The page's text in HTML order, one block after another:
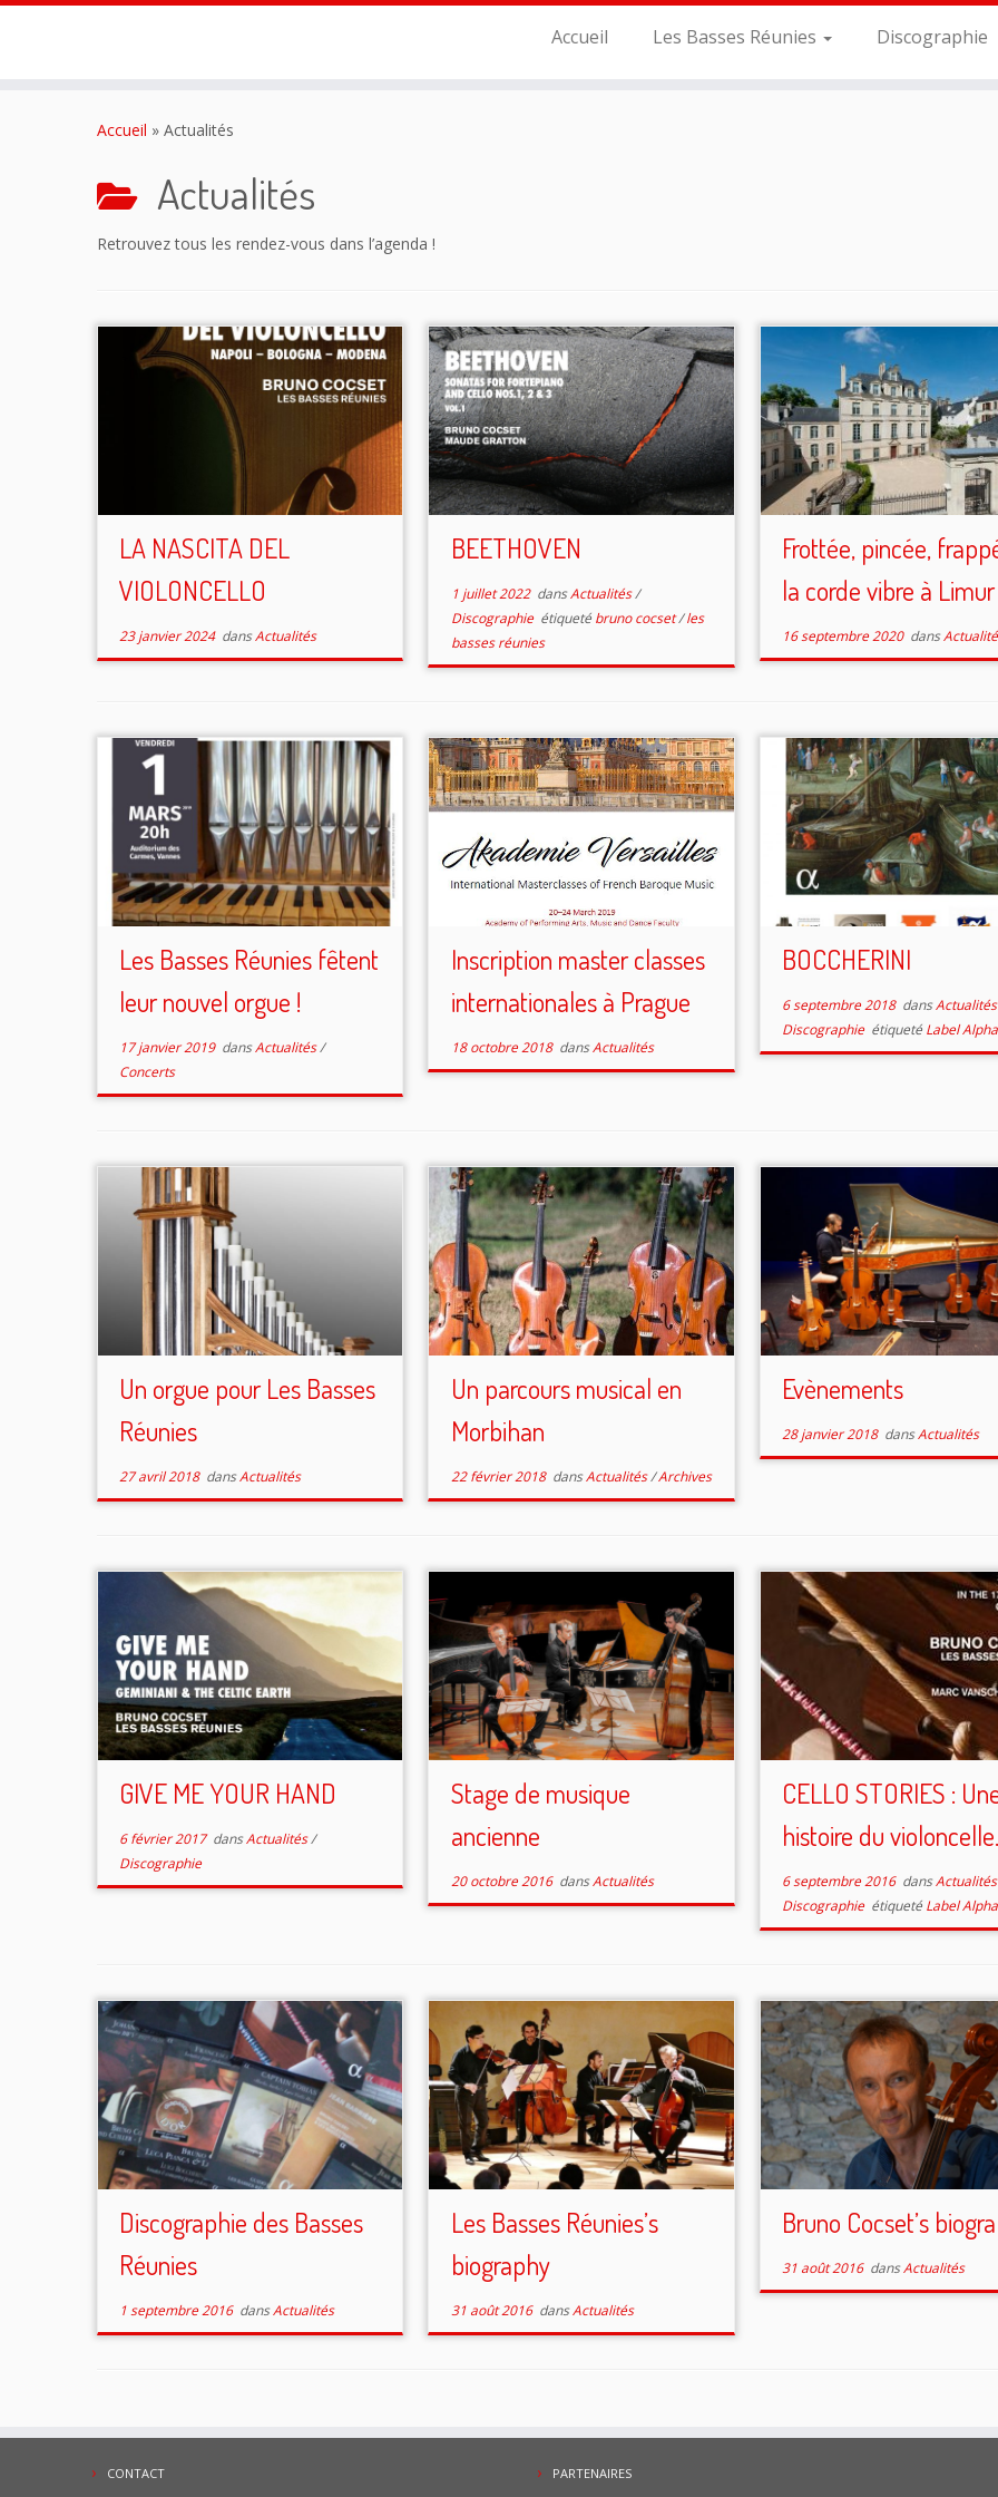
Accueil Les Basses Réunies Discographie
Accueil » Actualités
Actualités
Retrouvez tous les rendez-vous dans l’agenda !
LA NASCITA DEL
VIOLONCELLO
23 janvier 2024dansActualités
BEETHOVEN
1 juillet 2022dansActualités/
Discographie étiqueté bruno cocset/les
basses réunies
Frottée, pincée,
la corde vibre à
16 septembre 2020dans
Les Basses Réunies fêtent
leur nouvel orgue !
17 janvier 2019dansActualités/
Concerts
Inscription master classes
internationales à Prague
18 octobre 2018dansActualités
BOCCHERINI
6 septembre 2018dans
Discographie étiqueté Label Alpha
Un orgue pour Les Basses
Réunies
27 avril 2018dansActualités
Un parcours musical en
Morbihan
22 février 2018dansActualités/Archives
Evènements
28 janvier 2018dansActualités
GIVE ME YOUR HAND
6 février 2017dansActualités/
Discographie
Stage de musique
ancienne
20 octobre 2016dansActualités
CELLO STORIES :
histoire du
6 septembre 2016dans
Discographie étiqueté Label Alpha
Discographie des Basses
Réunies
1 septembre 2016dansActualités
Les Basses Réunies’s
biography
31 août 2016dansActualités
Bruno Cocset’s
31 août 2016dansActualités
CONTACT PARTENAIRES